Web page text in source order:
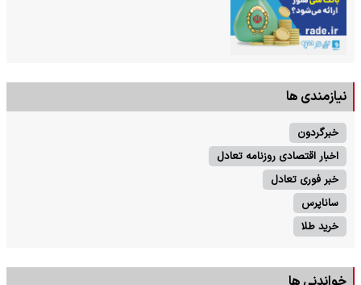
نیازمندی ها
خبرگردون
اخبار اقتصادی روزنامه تعادل
خبر فوری تعادل
ساناپرس
خرید طلا